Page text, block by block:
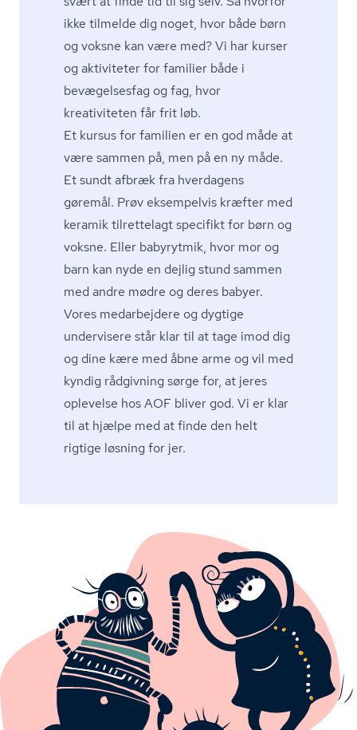
ikke tilmelde dig noget, hvor både børn
og voksne kan være med? Vi har kurser
og aktiviteter for familier både i
bevægelsesfag og fag, hvor
kreativiteten får frit løb.
Et kursus for familien er en god måde at
være sammen på, men på en ny måde.
Et sundt afbræk fra hverdagens
gøremål. Prøv eksempelvis kræfter med
keramik tilrettelagt specifikt for børn og
voksne. Eller babyrytmik, hvor mor og
barn kan nyde en dejlig stund sammen
med andre mødre og deres babyer.
Vores medarbejdere og dygtige
undervisere står klar til at tage imod dig
og dine kære med åbne arme og vil med
kyndig rådgivning sørge for, at jeres
oplevelse hos AOF bliver god. Vi er klar
til at hjælpe med at finde den helt
rigtige løsning for jer.